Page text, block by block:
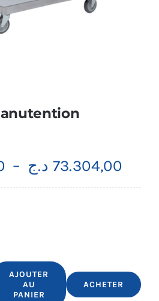
– 73.304,00 د.ج
AJOUTER
AU
PANIER
ACHETER